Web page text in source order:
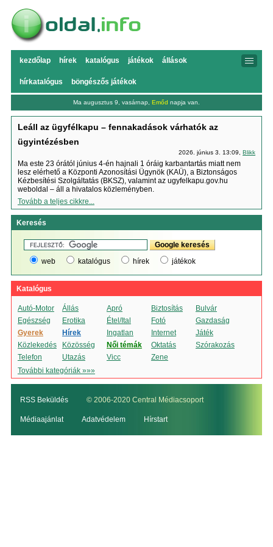
kezdőlap hírek katalógus játékok állások
hírkatalógus böngészős játékok
Ma augusztus 9, vasárnap, Emőd napja van.
Leáll az ügyfélkapu – fennakadások várhatók az
ügyintézésben
2026. június 3. 13:09,Blikk
Ma este 23 órától június 4-én hajnali 1 óráig karbantartás miatt nem
lesz elérhető a Központi Azonosítási Ügynök (KAÜ), a Biztonságos
Kézbesítési Szolgáltatás (BKSZ), valamint az ugyfelkapu.gov.hu
weboldal – áll a hivatalos közleményben.
Tovább a teljes cikkre...
Keresés
web katalógus hírek játékok
Katalógus
Autó-Motor Állás Apró Biztosítás
Bulvár
Egészség
Erotika Étel/Ital Fotó
Gazdaság
Gyerek
Hírek Ingatlan Internet
Játék
Közlekedés
Közösség Női témák Oktatás
Szórakozás
Telefon
Utazás Vicc
Zene
További kategóriák »»»
RSS Beküldés © 2006-2020 Central Médiacsoport
Médiaajánlat Adatvédelem Hírstart